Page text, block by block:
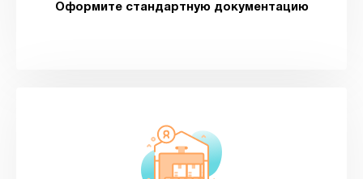
Оформите стандартную документацию